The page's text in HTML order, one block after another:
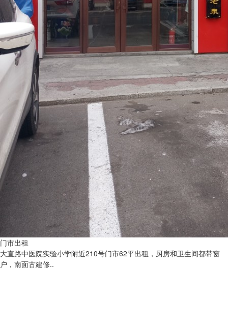
门市出租
大直路中医院实验小学附近210号门市62平出租，厨房和卫生间都带窗
户，南面古建修..